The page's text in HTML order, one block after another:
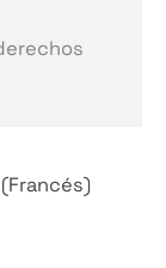
(Francés)